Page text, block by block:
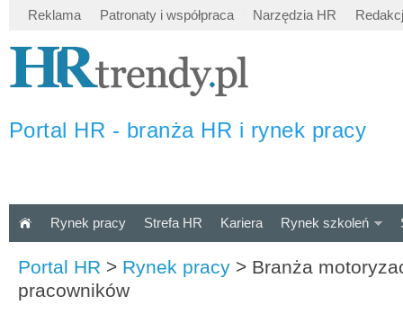
Reklama Patronaty i współpraca Narzędzia HR
Portal HR - branża HR i rynek pracy
Rynek pracy Strefa HR Kariera Rynek szkoleń
Portal HR > Rynek pracy > Branża
pracowników